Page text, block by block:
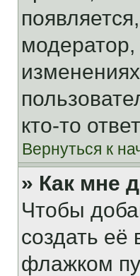
кто-то
Вернуться к
» Как мне
Чтобы
создать её
флажком